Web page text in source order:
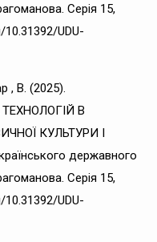
Серія 15,
UDU-
, В. (2025).
В
КУЛЬТУРИ І
державного
Серія 15,
UDU-